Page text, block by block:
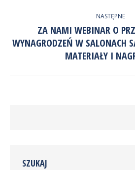
NASTĘPNE
wpis:
ZA NAMI WEBINAR O
WYNAGRODZEŃ W SALONACH
MATERIAŁY I
SZUKAJ